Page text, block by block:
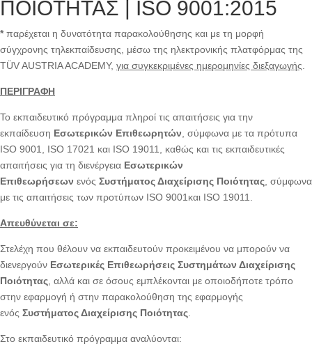
ΠΟΙΟΤΗΤΑΣ | ISO 9001:2015
*παρέχεται η δυνατότητα παρακολούθησης και με τη μορφή
σύγχρονης τηλεκπαίδευσης, μέσω της ηλεκτρονικής πλατφόρμας της
TÜV AUSTRIA ACADEMY, για συγκεκριμένες ημερομηνίες διεξαγωγής
ΠΕΡΙΓΡΑΦΗ
Το εκπαιδευτικό πρόγραμμα πληροί τις απαιτήσεις για την
εκπαίδευση Εσωτερικών Επιθεωρητών , σύμφωνα με τα πρότυπα
ISO 9001, ISO 17021 και ISO 19011, καθώς και τις εκπαιδευτικές
απαιτήσεις για τη διενέργεια Εσωτερικών
Επιθεωρήσεων ενός Συστήματος Διαχείρισης Ποιότητας , σύμφωνα
με τις απαιτήσεις των προτύπων ISO 9001και ISO 19011.
Απευθύνεται σε:
Στελέχη που θέλουν να εκπαιδευτούν προκειμένου να μπορούν να
διενεργούν Εσωτερικές Επιθεωρήσεις Συστημάτων Διαχείρισης
Ποιότητας , αλλά και σε όσους εμπλέκονται με οποιοδήποτε τρόπο
στην εφαρμογή ή στην παρακολούθηση της εφαρμογής
ενός Συστήματος Διαχείρισης Ποιότητας
Στο εκπαιδευτικό πρόγραμμα αναλύονται: